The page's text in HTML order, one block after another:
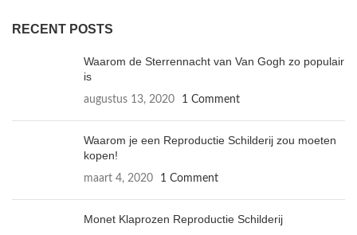
RECENT POSTS
Waarom de Sterrennacht van Van Gogh zo populair
is
augustus 13, 2020 1 Comment
Waarom je een Reproductie Schilderij zou moeten
kopen!
maart 4, 2020 1 Comment
Monet Klaprozen Reproductie Schilderij